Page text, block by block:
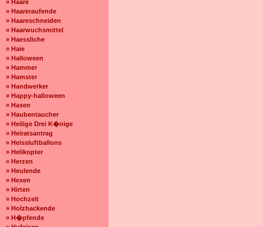
» Haare
» Haareraufende
» Haareschneiden
» Haarwuchsmittel
» Haessliche
» Haie
» Halloween
» Hammer
» Hamster
» Handwerker
» Happy-halloween
» Hasen
» Haubentaucher
» Heilige Drei K�nige
» Heiratsantrag
» Heissluftballons
» Helikopter
» Herzen
» Heulende
» Hexen
» Hirten
» Hochzeit
» Holzhackende
» H�pfende